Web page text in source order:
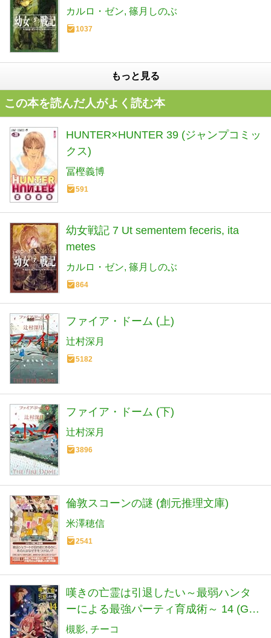
カルロ・ゼン 篠月しのぶ
1037
もっと見る
この本を読んだ人がよく読む本
HUNTER×HUNTER 39 (ジャンプコミッ
クス)
冨樫義博
591
幼女戦記 7 Ut sementem feceris, ita
metes
カルロ・ゼン 篠月しのぶ
864
ファイア・ドーム (上)
辻村深月
5182
ファイア・ドーム (下)
辻村深月
3896
倫敦スコーンの謎 (創元推理文庫)
米澤穂信
2541
嘆きの亡霊は引退したい～最弱ハンタ
ーによる最強パーティ育成術～ 14 (GC
ノベルズ)
槻影 チーコ